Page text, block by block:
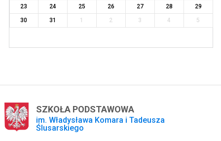
23
24 25 26 27 28
29
30
31 1 2 3 4 5
SZKOŁA PODSTAWOWA
im. Władysława Komara i Tadeusza
Ślusarskiego